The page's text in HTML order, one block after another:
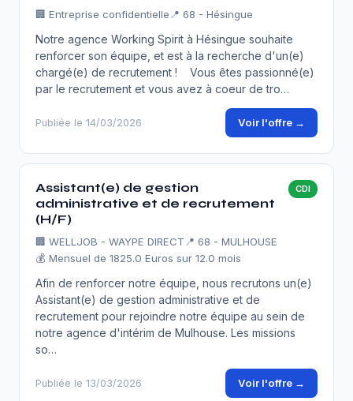
🏢 Entreprise confidentielle 📍 68 - Hésingue
Notre agence Working Spirit à Hésingue souhaite
renforcer son équipe, et est à la recherche d'un(e)
chargé(e) de recrutement ! Vous êtes passionné(e)
par le recrutement et vous avez à coeur de tro…
Publiée le 14/03/2026 Voir l'offre →
Assistant(e) de gestion
administrative et de recrutement
(H/F)
CDI
🏢 WELLJOB - WAYPE DIRECT 📍 68 - MULHOUSE
💰 Mensuel de 1825.0 Euros sur 12.0 mois
Afin de renforcer notre équipe, nous recrutons un(e)
Assistant(e) de gestion administrative et de
recrutement pour rejoindre notre équipe au sein de
notre agence d'intérim de Mulhouse. Les missions
so…
Publiée le 13/03/2026 Voir l'offre →